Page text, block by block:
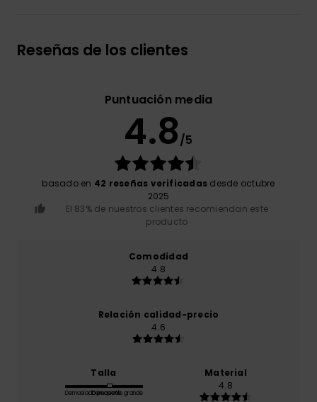
Reseñas de los clientes
Puntuación media
4.8/5
basado en 42 reseñas verificadas desde octubre
2025
El 83% de nuestros clientes recomiendan este
producto
Comodidad
4.8
Relación calidad-precio
4.6
Talla
Demasiado pequeño
Demasiado grande
Material
4.8